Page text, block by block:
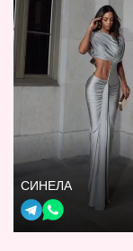
СИНЕЛА